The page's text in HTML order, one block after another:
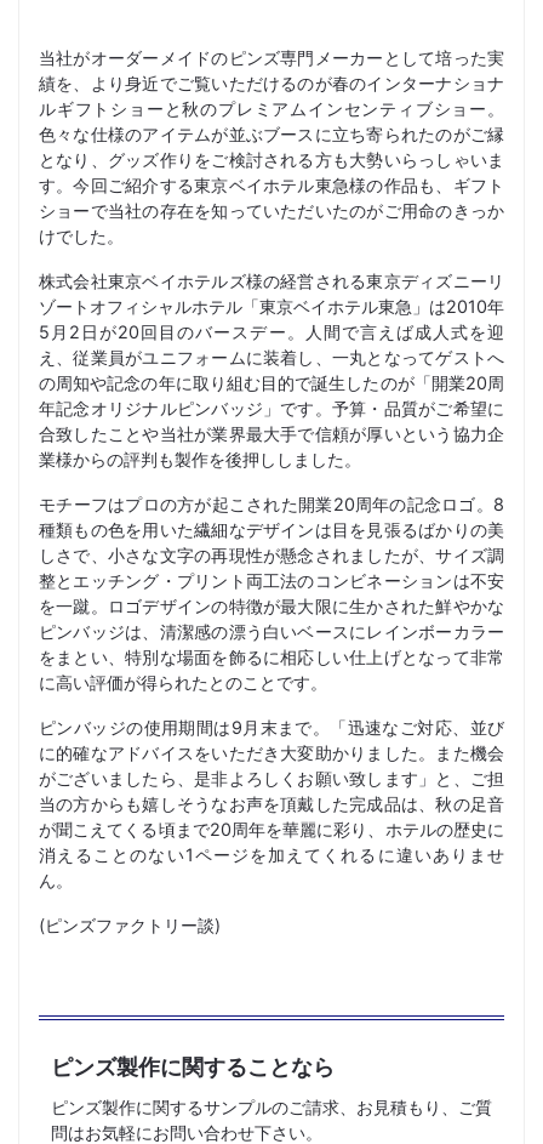
当社がオーダーメイドのピンズ専門メーカーとして培った実
績を、より身近でご覧いただけるのが春のインターナショナ
ルギフトショーと秋のプレミアムインセンティブショー。
色々な仕様のアイテムが並ぶブースに立ち寄られたのがご縁
となり、グッズ作りをご検討される方も大勢いらっしゃいま
す。今回ご紹介する東京ベイホテル東急様の作品も、ギフト
ショーで当社の存在を知っていただいたのがご用命のきっか
けでした。
株式会社東京ベイホテルズ様の経営される東京ディズニーリ
ゾートオフィシャルホテル「東京ベイホテル東急」は2010年
5月2日が20回目のバースデー。人間で言えば成人式を迎
え、従業員がユニフォームに装着し、一丸となってゲストへ
の周知や記念の年に取り組む目的で誕生したのが「開業20周
年記念オリジナルピンバッジ」です。予算・品質がご希望に
合致したことや当社が業界最大手で信頼が厚いという協力企
業様からの評判も製作を後押ししました。
モチーフはプロの方が起こされた開業20周年の記念ロゴ。8
種類もの色を用いた繊細なデザインは目を見張るばかりの美
しさで、小さな文字の再現性が懸念されましたが、サイズ調
整とエッチング・プリント両工法のコンビネーションは不安
を一蹴。ロゴデザインの特徴が最大限に生かされた鮮やかな
ピンバッジは、清潔感の漂う白いベースにレインボーカラー
をまとい、特別な場面を飾るに相応しい仕上げとなって非常
に高い評価が得られたとのことです。
ピンバッジの使用期間は9月末まで。「迅速なご対応、並び
に的確なアドバイスをいただき大変助かりました。また機会
がございましたら、是非よろしくお願い致します」と、ご担
当の方からも嬉しそうなお声を頂戴した完成品は、秋の足音
が聞こえてくる頃まで20周年を華麗に彩り、ホテルの歴史に
消えることのない1ページを加えてくれるに違いありませ
ん。
(ピンズファクトリー談)
ピンズ製作に関することなら
ピンズ製作に関するサンプルのご請求、お見積もり、ご質
問はお気軽にお問い合わせ下さい。